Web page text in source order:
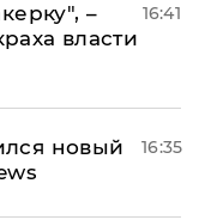
–
власти
16:41
новый
16:35